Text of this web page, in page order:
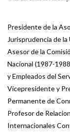
Presidente de la
Jurisprudencia de
Asesor de la
Nacional (1987-
y Empleados del
Vicepresidente y
Permanente de
Profesor de
Internacionales